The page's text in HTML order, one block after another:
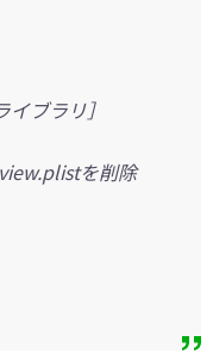
ブラリ］
を削除